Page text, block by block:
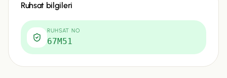
Ruhsat bilgileri
RUHSAT NO
67M51